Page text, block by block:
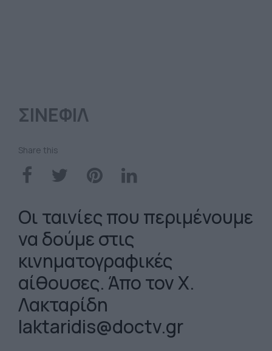
ΣΙΝΕΦΙΛ
Share this
Οι ταινίες που περιμένουμε
να δούμε στις
κινηματογραφικές
αίθουσες. Άπο τον Χ.
Λακταρίδη
laktaridis@doctv.gr